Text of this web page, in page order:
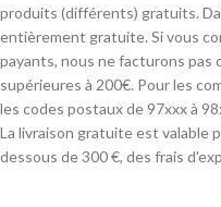
produits (différents) gratuits.
entièrement gratuite. Si vous
payants, nous ne facturons pas
supérieures à 200€. Pour les
les codes postaux de 97xxx à
La livraison gratuite est valable
dessous de 300 €, des frais